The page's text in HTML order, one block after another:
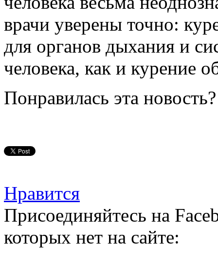
врачи уверены точно:
для органов дыхания и
человека, как и курение
Понравилась эта
Нравится
Присоединяйтесь на
которых нет на сайте: